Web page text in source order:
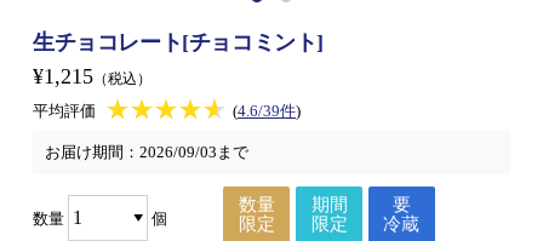
生チョコレート[チョコミント]
¥1,215 （税込）
平均評価 ★★★★★
★★★★★ (4.6/39件)
お届け期間： 2026/09/03まで
数量 個
数量
限定
期間
限定
要
冷蔵